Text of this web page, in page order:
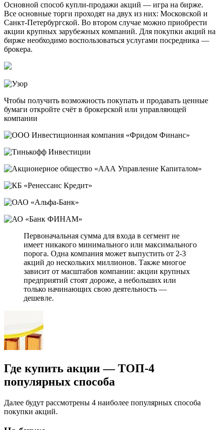
Основной способ купли-продажи акций — игра на бирже.
Все основные торги проходят на двух из них: Московской и
Санкт-Петербургской. Во втором случае можно приобрести
акции крупных зарубежных компаний. Для покупки акций на
бирже необходимо воспользоваться услугами посредника —
брокера.
Чтобы получить возможность покупать и продавать ценные
бумаги откройте счёт в брокерской или управляющей
компании
Первоначальная сумма для входа в сегмент не
имеет никакого минимального или максимального
порога. Одна компания может выпустить от 2-3
акций до нескольких миллионов. Также многое
зависит от масштабов компании: акции крупных
предприятий стоят дороже, а небольших или
только начинающих свою деятельность —
дешевле.
Где купить акции — ТОП-4
популярных способа
Далее будут рассмотрены 4 наиболее популярных способа
покупки акций.